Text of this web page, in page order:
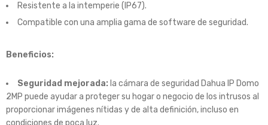
Resistente a la intemperie (IP67).
Compatible con una amplia gama de software de seguridad.
Beneficios:
Seguridad mejorada: la cámara de seguridad Dahua IP Domo
2MP puede ayudar a proteger su hogar o negocio de los intrusos al
proporcionar imágenes nítidas y de alta definición, incluso en
condiciones de poca luz.